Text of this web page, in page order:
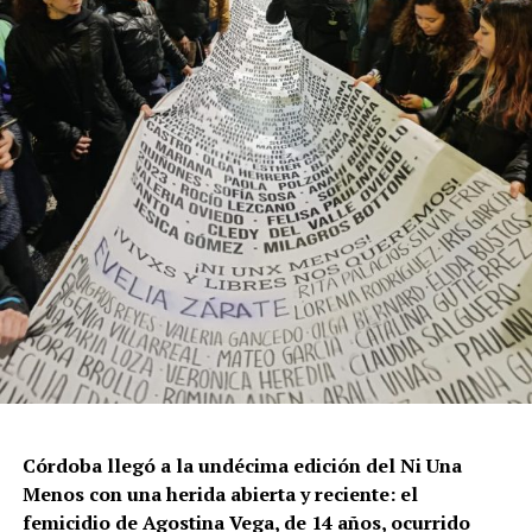
Por Francisco Pandolfi
Córdoba llegó a la undécima edición del Ni Una
Menos con una herida abierta y reciente: el
femicidio de Agostina Vega, de 14 años, ocurrido